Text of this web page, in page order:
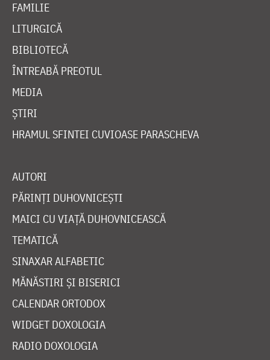
FAMILIE
LITURGICĂ
BIBLIOTECĂ
ÎNTREABĂ PREOTUL
MEDIA
ȘTIRI
HRAMUL SFINTEI CUVIOASE PARASCHEVA
AUTORI
PĂRINȚI DUHOVNICEȘTI
MAICI CU VIAȚĂ DUHOVNICEASCĂ
TEMATICĂ
SINAXAR ALFABETIC
MĂNĂSTIRI ȘI BISERICI
CALENDAR ORTODOX
WIDGET DOXOLOGIA
RADIO DOXOLOGIA